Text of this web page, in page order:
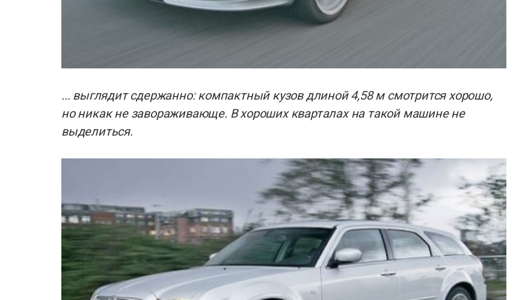
... выглядит сдержанно: компактный кузов длиной 4,58 м смотрится хорошо,
но никак не завораживающе. В хороших кварталах на такой машине не
выделиться.